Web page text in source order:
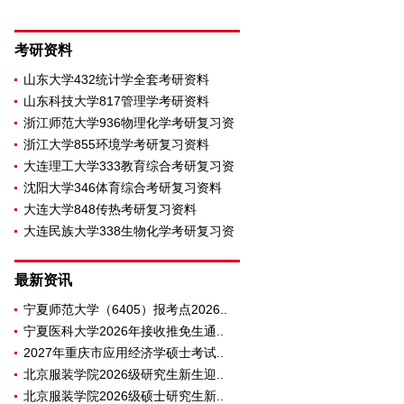
考研资料
山东大学432统计学全套考研资料
山东科技大学817管理学考研资料
浙江师范大学936物理化学考研复习资
浙江大学855环境学考研复习资料
大连理工大学333教育综合考研复习资
沈阳大学346体育综合考研复习资料
大连大学848传热考研复习资料
大连民族大学338生物化学考研复习资
最新资讯
宁夏师范大学（6405）报考点2026..
宁夏医科大学2026年接收推免生通..
2027年重庆市应用经济学硕士考试..
北京服装学院2026级研究生新生迎..
北京服装学院2026级硕士研究生新..